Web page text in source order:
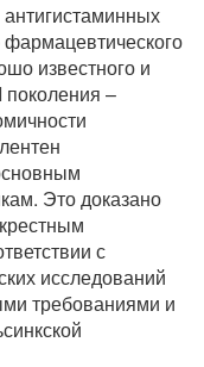
фармацевтического
известного и
поколения –
Это доказано
с
исследований
требованиями и